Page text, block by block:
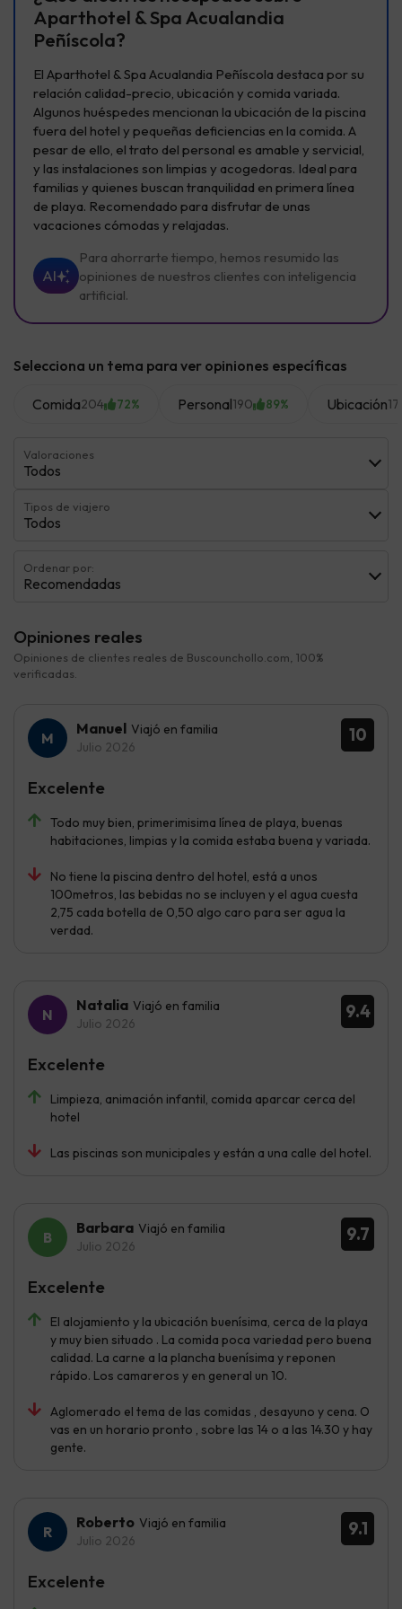
Aparthotel & Spa Acualandia
Peñíscola?
El Aparthotel & Spa Acualandia Peñíscola destaca por su
relación calidad-precio, ubicación y comida variada.
Algunos huéspedes mencionan la ubicación de la piscina
fuera del hotel y pequeñas deficiencias en la comida. A
pesar de ello, el trato del personal es amable y servicial,
y las instalaciones son limpias y acogedoras. Ideal para
familias y quienes buscan tranquilidad en primera línea
de playa. Recomendado para disfrutar de unas
vacaciones cómodas y relajadas.
AI
Para ahorrarte tiempo, hemos resumido las
opiniones de nuestros clientes con inteligencia
artificial.
Selecciona un tema para ver opiniones específicas
Comida204 72% Personal190 89% Ubicación
Valoraciones
Todos
Tipos de viajero
Todos
Ordenar por:
Recomendadas
Opiniones reales
Opiniones de clientes reales de Buscounchollo.com, 100%
verificadas.
10
Manuel Viajó en familia
Julio 2026
Todo muy bien, primerimisima línea de playa, buenas
habitaciones, limpias y la comida estaba buena y variada.
No tiene la piscina dentro del hotel, está a unos
100metros, las bebidas no se incluyen y el agua cuesta
2,75 cada botella de 0,50 algo caro para ser agua la
verdad.
Excelente
9.4
Natalia Viajó en familia
Julio 2026
Limpieza, animación infantil, comida aparcar cerca del
hotel
Las piscinas son municipales y están a una calle del hotel.
Excelente
9.7
Barbara Viajó en familia
Julio 2026
El alojamiento y la ubicación buenísima, cerca de la playa
y muy bien situado . La comida poca variedad pero buena
calidad. La carne a la plancha buenísima y reponen
rápido. Los camareros y en general un 10.
Aglomerado el tema de las comidas , desayuno y cena. O
vas en un horario pronto , sobre las 14 o a las 14.30 y hay
gente.
Excelente
9.1
Roberto Viajó en familia
Julio 2026
Excelente